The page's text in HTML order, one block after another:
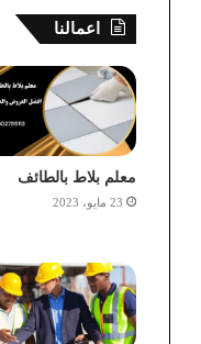
اعمالنا
معلم بلاط بالطائف
23 مايو، 2023